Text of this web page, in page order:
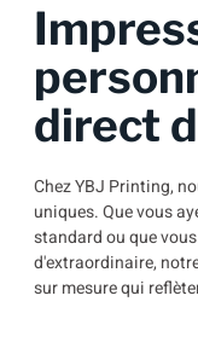
direct
Chez YBJ Printing,
uniques. Que vous
standard ou que
d'extraordinaire,
sur mesure qui